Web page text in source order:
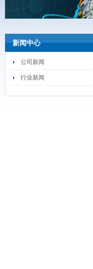
新闻中心
公司新闻
行业新闻